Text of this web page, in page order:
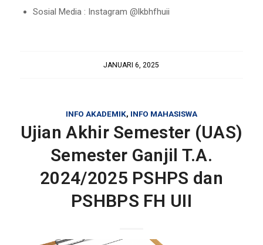
Sosial Media : Instagram @lkbhfhuii
JANUARI 6, 2025
INFO AKADEMIK, INFO MAHASISWA
Ujian Akhir Semester (UAS)
Semester Ganjil T.A.
2024/2025 PSHPS dan
PSHBPS FH UII